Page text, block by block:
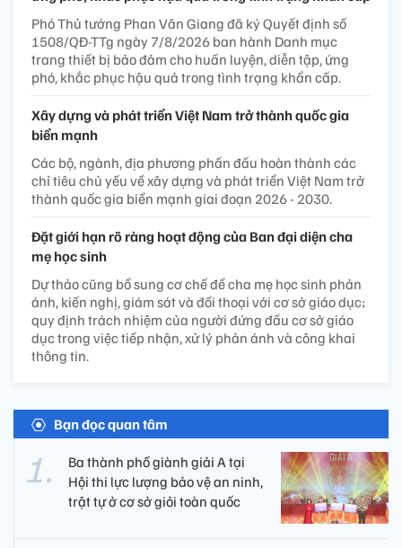
Phó Thủ tướng Phan Văn Giang đã ký Quyết định số
1508/QĐ-TTg ngày 7/8/2026 ban hành Danh mục
trang thiết bị bảo đảm cho huấn luyện, diễn tập, ứng
phó, khắc phục hậu quả trong tình trạng khẩn cấp.
Xây dựng và phát triển Việt Nam trở thành quốc gia
biển mạnh
Các bộ, ngành, địa phương phấn đấu hoàn thành các
chỉ tiêu chủ yếu về xây dựng và phát triển Việt Nam trở
thành quốc gia biển mạnh giai đoạn 2026 - 2030.
Đặt giới hạn rõ ràng hoạt động của Ban đại diện cha
mẹ học sinh
Dự thảo cũng bổ sung cơ chế để cha mẹ học sinh phản
ánh, kiến nghị, giám sát và đối thoại với cơ sở giáo dục;
quy định trách nhiệm của người đứng đầu cơ sở giáo
dục trong việc tiếp nhận, xử lý phản ánh và công khai
thông tin.
Bạn đọc quan tâm
Ba thành phố giành giải A tại
Hội thi lực lượng bảo vệ an ninh,
trật tự ở cơ sở giỏi toàn quốc